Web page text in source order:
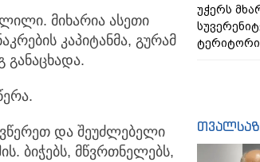
მიხარია ასეთი
კაპიტანმა, გურამ
განაცხადა.
და შეუძლებელი
ბიჭებს, მწვრთნელებს,
უჭერს